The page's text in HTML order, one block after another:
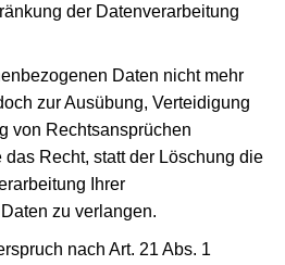
der Datenverarbeitung
Daten nicht mehr
zur Ausübung, Verteidigung
von Rechtsansprüchen
Recht, statt der Löschung die
Ihrer
zu verlangen.
nach Art. 21 Abs. 1